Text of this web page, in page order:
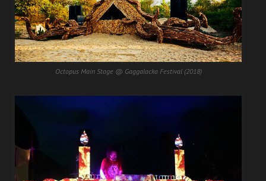
Octopus Main Stage @ Gaggalacka Festival (2018)